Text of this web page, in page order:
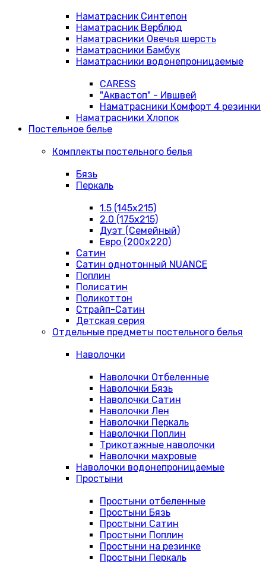
Наматрасник Синтепон
Наматрасник Верблюд
Наматрасники Овечья шерсть
Наматрасники Бамбук
Наматрасники водонепроницаемые
CARESS
"Аквастоп" - Ившвей
Наматрасники Комфорт 4 резинки
Наматрасники Хлопок
Постельное белье
Комплекты постельного белья
Бязь
Перкаль
1.5 (145х215)
2.0 (175х215)
Дуэт (Семейный)
Евро (200х220)
Сатин
Сатин однотонный NUANCE
Поплин
Полисатин
Поликоттон
Страйп-Сатин
Детская серия
Отдельные предметы постельного белья
Наволочки
Наволочки Отбеленные
Наволочки Бязь
Наволочки Сатин
Наволочки Лен
Наволочки Перкаль
Наволочки Поплин
Трикотажные наволочки
Наволочки махровые
Наволочки водонепроницаемые
Простыни
Простыни отбеленные
Простыни Бязь
Простыни Сатин
Простыни Поплин
Простыни на резинке
Простыни Перкаль